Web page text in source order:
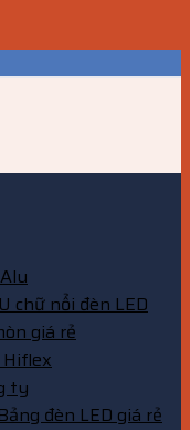
chữ nổi đèn LED
giá rẻ
ty
đèn LED giá rẻ